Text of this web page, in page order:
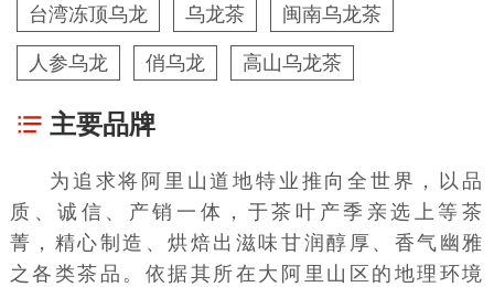
台湾冻顶乌龙 乌龙茶 闽南乌龙茶
人参乌龙 俏乌龙 高山乌龙茶
主要品牌
为追求将阿里山道地特业推向全世界，以品
质、诚信、产销一体，于茶叶产季亲选上等茶
菁，精心制造、烘焙出滋味甘润醇厚、香气幽雅
之各类茶品。依据其所在大阿里山区的地理环境